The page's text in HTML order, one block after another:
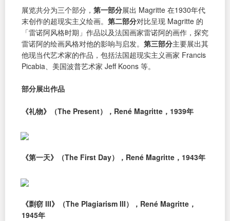
展览共分为三个部分， 第一部分展出 Magritte 在1930年代
末创作的超现实主义绘画。 第二部分对比呈现 Magritte 的
「雷诺阿风格时期」作品以及法国画家雷诺阿的画作，探究
雷诺阿的绘画风格对他的影响与启发。 第三部分主要展出其
他现当代艺术家的作品，包括法国超现实主义画家 Francis
Picabia、美国波普艺术家 Jeff Koons 等。
部分展出作品
《礼物》（The Present），René Magritte，1939年
《第一天》（The First Day），René Magritte，1943年
《剽窃 III》（The Plagiarism III），René Magritte，
1945年